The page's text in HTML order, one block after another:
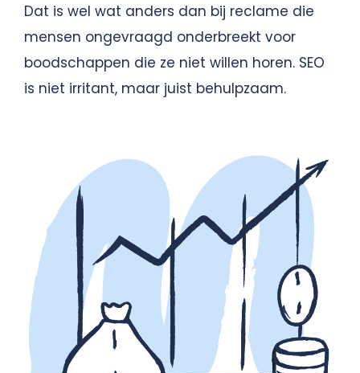
Dat is wel wat anders dan bij reclame die
mensen ongevraagd onderbreekt voor
boodschappen die ze niet willen horen. SEO
is niet irritant, maar juist behulpzaam.